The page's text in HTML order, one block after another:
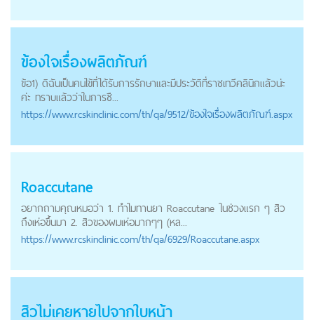
ข้องใจเรื่องผลิตภัณฑ์
ข้อ1) ดิฉันเป็นคนไข้ที่ได้รับการรักษาและมีประวัติที่ราชเทวีคลินิกแล้วน่ะ
ค่ะ ทราบแล้วว่าในการซื...
https://www.rcskinclinic.com/th/qa/9512/ข้องใจเรื่องผลิตภัณฑ์.aspx
Roaccutane
อยากถามคุณหมอว่า 1. ทำไมทานยา Roaccutane ในช่วงแรก ๆ สิว
ถึงเห่อขึ้นมา 2. สิวของผมเห่อมากๆๆ (หล...
https://www.rcskinclinic.com/th/qa/6929/Roaccutane.aspx
สิวไม่เคยหายไปจากใบหน้า